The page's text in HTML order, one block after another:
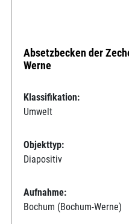
Absetzbecken der
Werne
Klassifikation:
Umwelt
Objekttyp:
Diapositiv
Aufnahme:
Bochum (Bochum-Werne)